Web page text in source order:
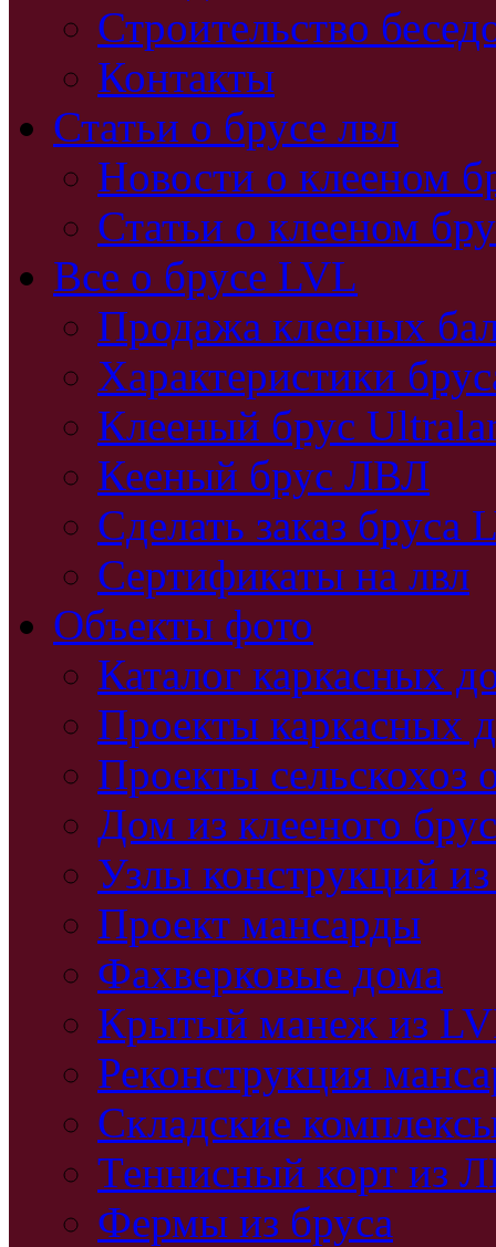
Строительство
Контакты
Статьи о брусе лвл
Новости о клееном
Статьи о клееном
Все о брусе LVL
Продажа клееных
Характеристики
Клееный брус
Кееный брус ЛВЛ
Сделать заказ бруса
Сертификаты на лвл
Объекты фото
Каталог каркасных
Проекты каркасных
Проекты сельскохоз
Дом из клееного
Узлы конструкций
Проект мансарды
Фахверковые дома
Крытый манеж из
Реконструкция
Складские
Теннисный корт из
Фермы из бруса